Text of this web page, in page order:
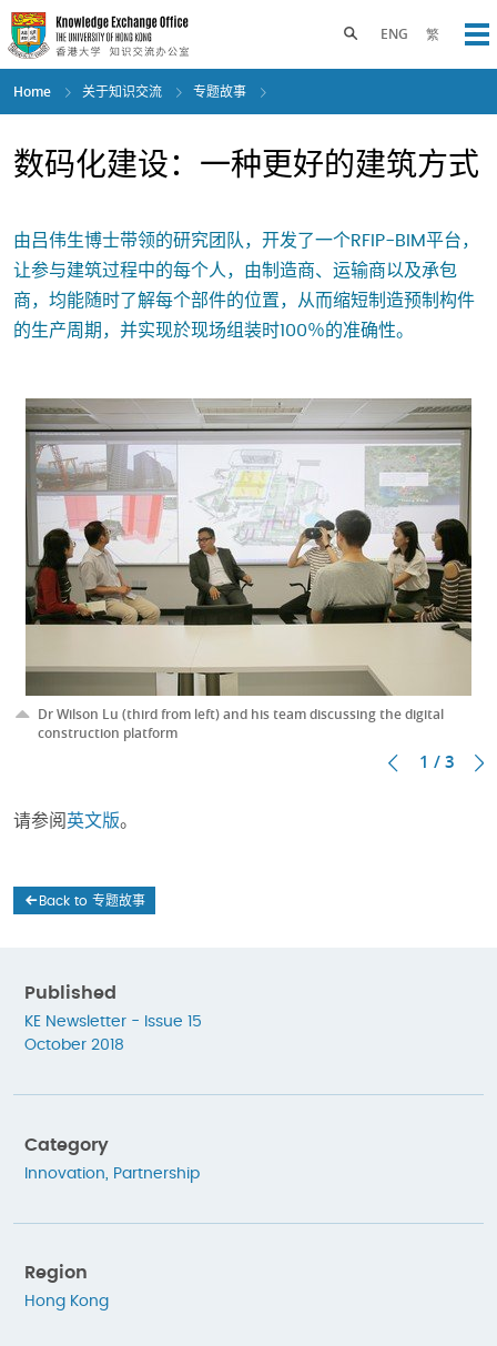
Skip
to
main
content
ENG 繁
Toggle search panel
Home 关于知识交流 专题故事
数码化建设：一种更好的建筑方式
由吕伟生博士带领的研究团队，开发了一个RFIP-BIM平台，
让参与建筑过程中的每个人，由制造商、运输商以及承包
商，均能随时了解每个部件的位置，从而缩短制造预制构件
的生产周期，并实现於现场组装时100％的准确性。
Dr Wilson Lu (third from left) and his team discussing the digital
construction platform
1 / 3
请参阅 英文版。
Back to 专题故事
Published
KE Newsletter - Issue 15
October 2018
Category
Innovation Partnership
Region
Hong Kong